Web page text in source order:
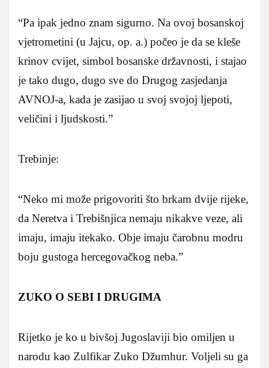
“Pa ipak jedno znam sigurno. Na ovoj bosanskoj
vjetrometini (u Jajcu, op. a.) počeo je da se kleše
krinov cvijet, simbol bosanske državnosti, i stajao
je tako dugo, dugo sve do Drugog zasjedanja
AVNOJ-a, kada je zasijao u svoj svojoj ljepoti,
veličini i ljudskosti.”
Trebinje:
“Neko mi može prigovoriti što brkam dvije rijeke,
da Neretva i Trebišnjica nemaju nikakve veze, ali
imaju, imaju itekako. Obje imaju čarobnu modru
boju gustoga hercegovačkog neba.”
ZUKO O SEBI I DRUGIMA
Rijetko je ko u bivšoj Jugoslaviji bio omiljen u
narodu kao Zulfikar Zuko Džumhur. Voljeli su ga